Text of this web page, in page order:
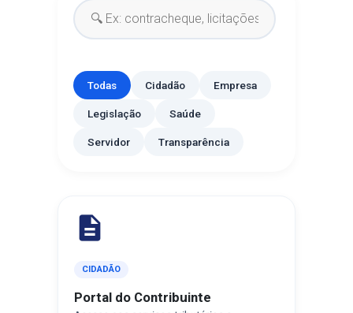
Todas Cidadão Empresa
Legislação Saúde
Servidor Transparência
description
CIDADÃO
Portal do Contribuinte